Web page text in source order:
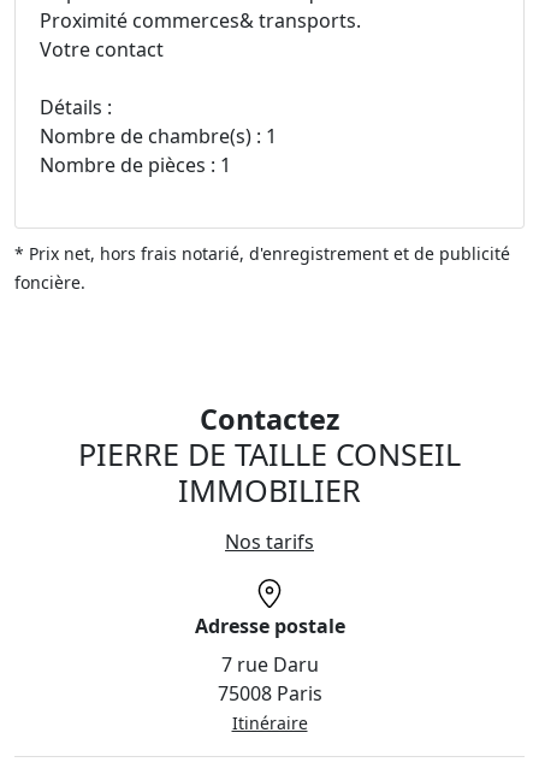
Proximité commerces& transports.
Votre contact
Détails :
Nombre de chambre(s) : 1
Nombre de pièces : 1
* Prix net, hors frais notarié, d'enregistrement et de publicité
foncière.
Contactez
PIERRE DE TAILLE CONSEIL
IMMOBILIER
Nos tarifs
Adresse postale
7 rue Daru
75008 Paris
Itinéraire